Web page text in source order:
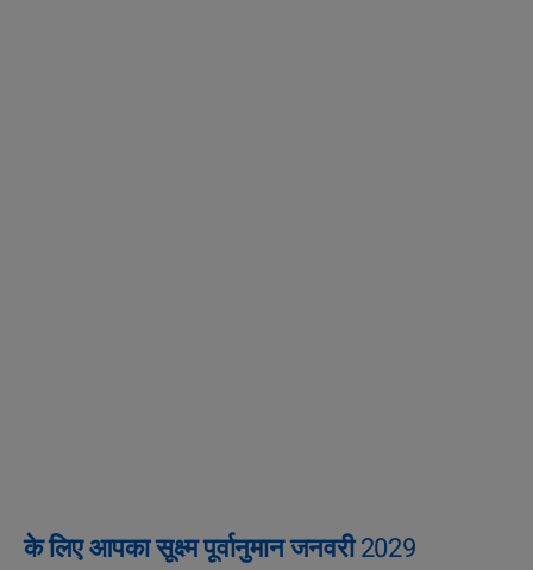
के लिए आपका सूक्ष्म पूर्वानुमान जनवरी 2029